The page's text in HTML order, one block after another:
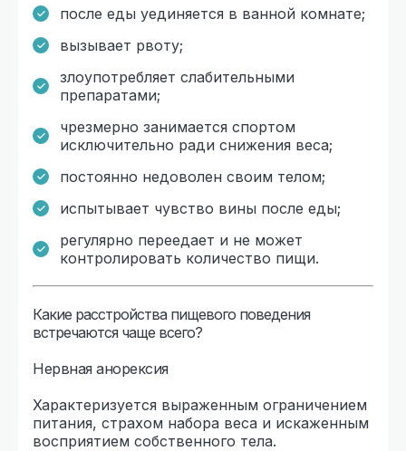
после еды уединяется в ванной комнате;
вызывает рвоту;
злоупотребляет слабительными
препаратами;
чрезмерно занимается спортом
исключительно ради снижения веса;
постоянно недоволен своим телом;
испытывает чувство вины после еды;
регулярно переедает и не может
контролировать количество пищи.
Какие расстройства пищевого поведения
встречаются чаще всего?
Нервная анорексия
Характеризуется выраженным ограничением
питания, страхом набора веса и искаженным
восприятием собственного тела.